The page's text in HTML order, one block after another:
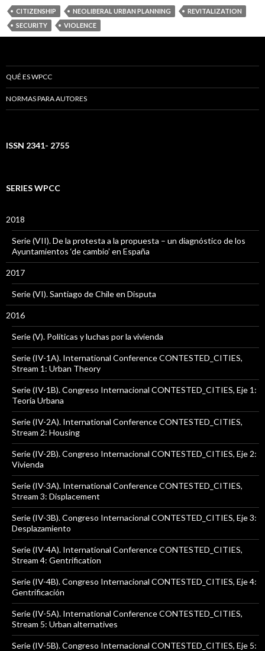
CITIZENSHIP NEOLIBERAL URBAN PLANNING
REVITALIZATION
SECURITY
VIOLENCE
QUÉ ES WPCC
NORMAS PARA AUTORES
ISSN 2341- 2755
SERIES WPCC
2018
Serie (VII). De la protesta a la propuesta – un diagnóstico de los
Ayuntamientos ‘de cambio’ en España
2017
Serie (VI). Santiago de Chile en Disputa
2016
Serie (V). Políticas y luchas por la vivienda
Serie (IV-1A). International Conference CONTESTED_CITIES,
Stream 1: Urban Theory
Serie (IV-1B). Congreso Internacional CONTESTED_CITIES, Eje 1:
Teoría Urbana
Serie (IV-2A). International Conference CONTESTED_CITIES,
Stream 2: Housing
Serie (IV-2B). Congreso Internacional CONTESTED_CITIES, Eje 2:
Vivienda
Serie (IV-3A). International Conference CONTESTED_CITIES,
Stream 3: Displacement
Serie (IV-3B). Congreso Internacional CONTESTED_CITIES, Eje 3:
Desplazamiento
Serie (IV-4A). International Conference CONTESTED_CITIES,
Stream 4: Gentrification
Serie (IV-4B). Congreso Internacional CONTESTED_CITIES, Eje 4:
Gentrificación
Serie (IV-5A). International Conference CONTESTED_CITIES,
Stream 5: Urban alternatives
Serie (IV-5B). Congreso Internacional CONTESTED_CITIES, Eje 5: